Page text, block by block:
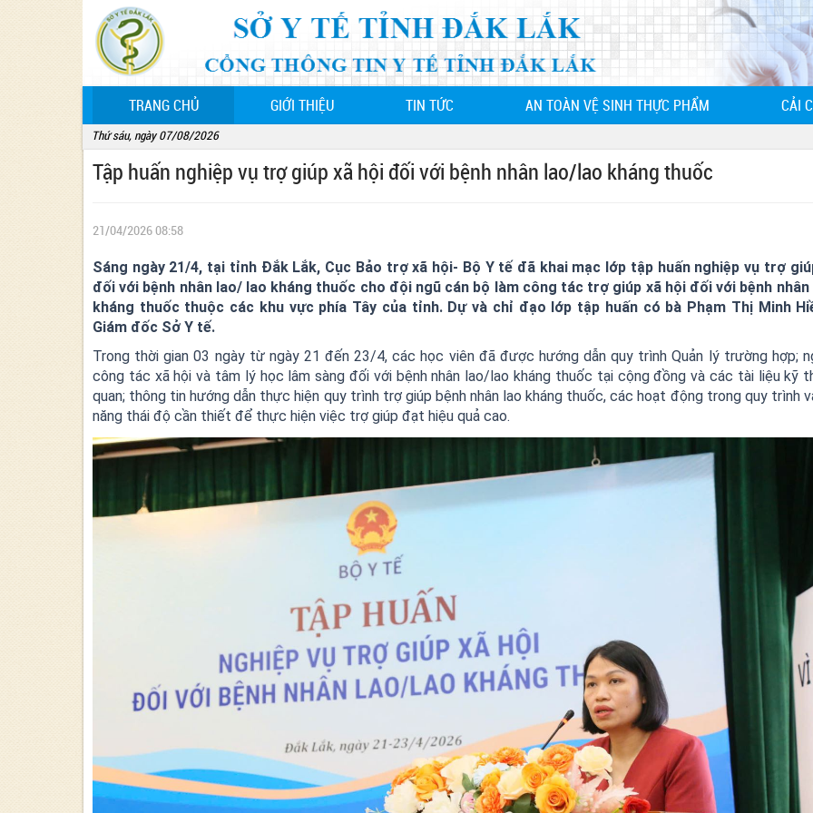
TRANG CHỦ(CURRENT) GIỚI THIỆU TIN TỨC AN TOÀN VỆ SINH THỰC PHẨM CẢI
Thứ sáu, ngày 07/08/2026
Tập huấn nghiệp vụ trợ giúp xã hội đối với bệnh nhân lao/lao kháng thuốc
21/04/2026 08:58
Sáng ngày 21/4, tại tỉnh Đắk Lắk, Cục Bảo trợ xã hội- Bộ Y tế đã khai mạc lớp tập huấn nghiệp vụ trợ
đối với bệnh nhân lao/ lao kháng thuốc cho đội ngũ cán bộ làm công tác trợ giúp xã hội đối với bệnh nhân
kháng thuốc thuộc các khu vực phía Tây của tỉnh. Dự và chỉ đạo lớp tập huấn có bà Phạm Thị Minh
Giám đốc Sở Y tế.
Trong thời gian 03 ngày từ ngày 21 đến 23/4, các học viên đã được hướng dẫn quy trình Quản lý trường hợp;
công tác xã hội và tâm lý học lâm sàng đối với bệnh nhân lao/lao kháng thuốc tại cộng đồng và các tài liệu kỹ
quan; thông tin hướng dẫn thực hiện quy trình trợ giúp bệnh nhân lao kháng thuốc, các hoạt động trong quy trình
năng thái độ cần thiết để thực hiện việc trợ giúp đạt hiệu quả cao.